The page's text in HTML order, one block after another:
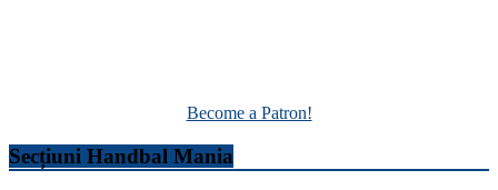
Become a Patron!
Secțiuni Handbal Mania